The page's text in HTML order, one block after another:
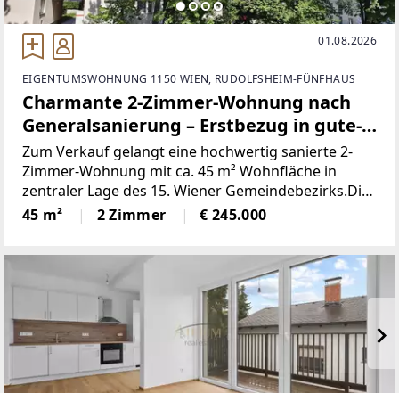
01.08.2026
EIGENTUMSWOHNUNG 1150 WIEN, RUDOLFSHEIM-FÜNFHAUS
Charmante 2-Zimmer-Wohnung nach
Generalsanierung – Erstbezug in gute-
Lage, nähe U3
Zum Verkauf gelangt eine hochwertig sanierte 2-
Zimmer-Wohnung mit ca. 45 m² Wohnfläche in
zentraler Lage des 15. Wiener Gemeindebezirks.Die
Wohnung befindet sich im 1. Liftstock eines
gepflegten Altbaus und überzeugt durch ihre
45 m² 2 Zimmer € 245.000